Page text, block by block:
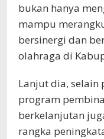
bukan hanya
mampu
bersinergi dan
olahraga di
Lanjut dia, selain
program
berkelanjutan
rangka